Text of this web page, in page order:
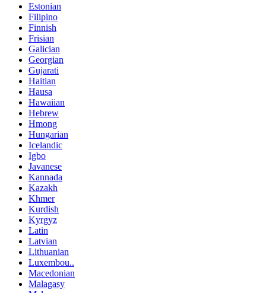
Estonian
Filipino
Finnish
Frisian
Galician
Georgian
Gujarati
Haitian
Hausa
Hawaiian
Hebrew
Hmong
Hungarian
Icelandic
Igbo
Javanese
Kannada
Kazakh
Khmer
Kurdish
Kyrgyz
Latin
Latvian
Lithuanian
Luxembou..
Macedonian
Malagasy